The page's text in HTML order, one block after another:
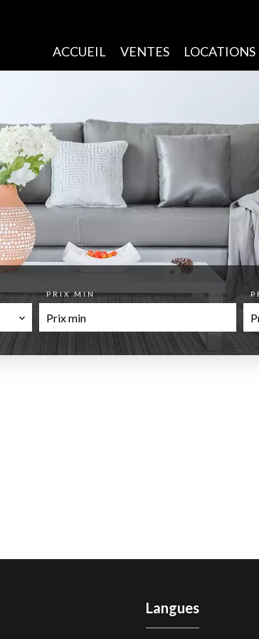
ACCUEIL VENTES LOCATIONS
PRIX MIN
Langues